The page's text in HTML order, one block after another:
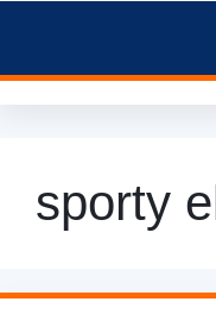
sporty